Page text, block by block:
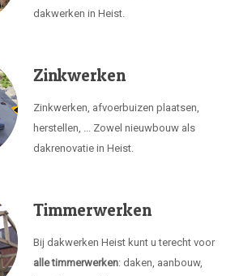
dakwerken in Heist.
Zinkwerken
Zinkwerken, afvoerbuizen plaatsen,
herstellen, ... Zowel nieuwbouw als
dakrenovatie in Heist.
Timmerwerken
Bij dakwerken Heist kunt u terecht voor
alle timmerwerken: daken, aanbouw,